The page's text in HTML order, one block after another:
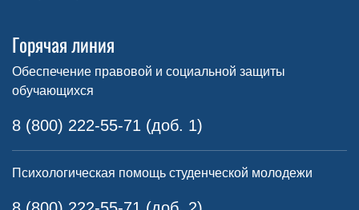
Горячая линия
Обеспечение правовой и социальной защиты
обучающихся
8 (800) 222-55-71 (доб. 1)
Психологическая помощь студенческой молодежи